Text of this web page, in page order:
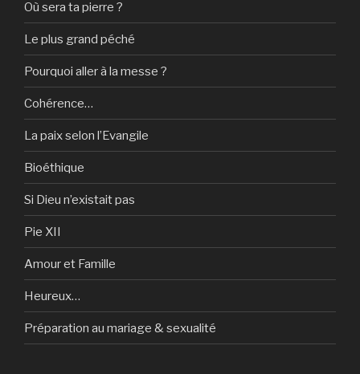
Où sera ta pierre ?
Le plus grand péché
Pourquoi aller à la messe ?
Cohérence…
La paix selon l’Evangile
Bioéthique
Si Dieu n’existait pas
Pie XII
Amour et Famille
Heureux…
Préparation au mariage & sexualité